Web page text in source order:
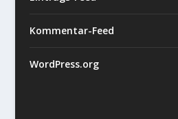
Kommentar-Feed
WordPress.org